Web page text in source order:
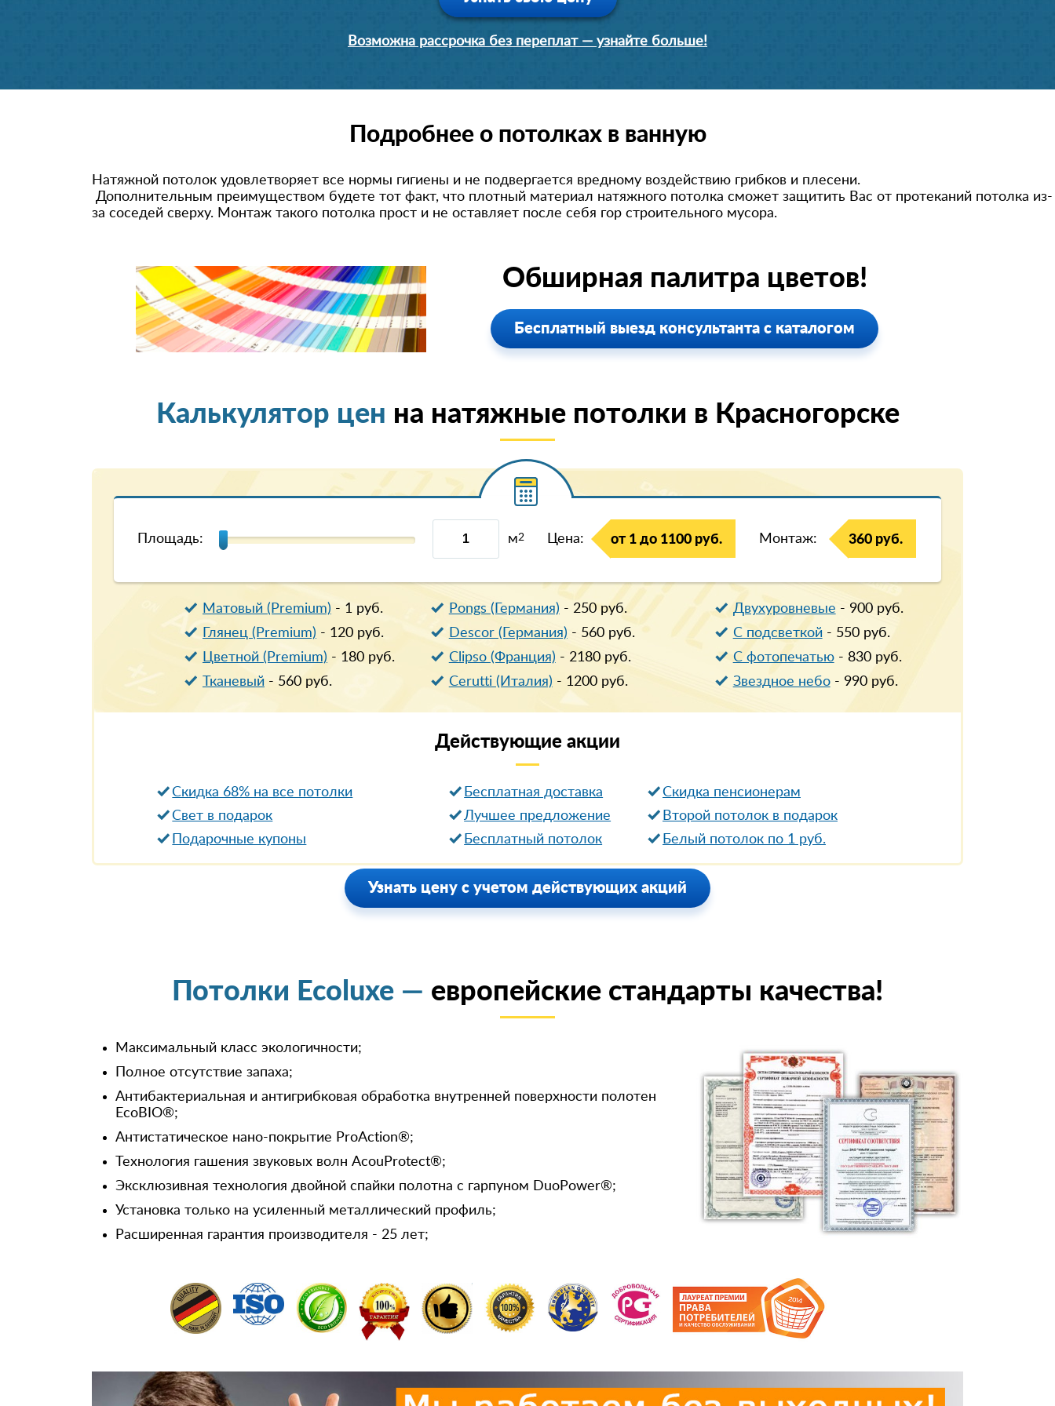
Возможна рассрочка без переплат — узнайте больше!
Подробнее о потолках в ванную
Натяжной потолок удовлетворяет все нормы гигиены и не подвергается вредному воздействию грибков и плесени.
Дополнительным преимуществом будете тот факт, что плотный материал натяжного потолка сможет защитить Вас от протеканий потолка из-
за соседей сверху. Монтаж такого потолка прост и не оставляет после себя гор строительного мусора.
Обширная палитра цветов!
Бесплатный выезд консультанта с каталогом
Калькулятор цен на натяжные потолки в Красногорске
Площадь: м2 Цена: от 1 до 1100 руб. Монтаж: 360 руб.
Матовый (Premium) - 1руб. Двухуровневые - 900руб.
Pongs (Германия) - 250руб.
Глянец (Premium) - 120руб. С подсветкой- 550руб.
Descor (Германия) - 560руб.
Цветной (Premium) - 180руб. С фотопечатью- 830руб.
Clipso (Франция) - 2180руб.
Тканевый- 560руб. Звездное небо- 990руб.
Cerutti (Италия) - 1200руб.
Действующие акции
Скидка 68% на все потолки Бесплатная доставка
Cкидка пенсионерам
Свет в подарок
Лучшее предложение
Второй потолок в подарок
Подарочные купоны
Бесплатный потолок Белый потолок по 1 руб.
Узнать цену с учетом действующих акций
Потолки Ecoluxe — европейские стандарты качества!
Максимальный класс экологичности;
Полное отсутствие запаха;
Антибактериальная и антигрибковая обработка внутренней поверхности полотен
EcoBIO®;
Антистатическое нано-покрытие ProAction®;
Технология гашения звуковых волн AcouProtect®;
Эксклюзивная технология двойной спайки полотна с гарпуном DuoPower®;
Установка только на усиленный металлический профиль;
Расширенная гарантия производителя - 25 лет;